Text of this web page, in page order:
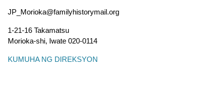
JP_Morioka@familyhistorymail.org
1-21-16 Takamatsu
Morioka-shi, Iwate 020-0114
KUMUHA NG DIREKSYON